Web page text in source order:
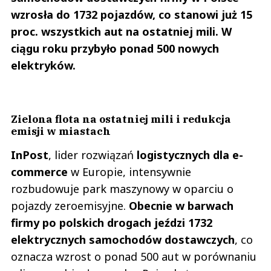
23.10.2018 / 02:09
This comment was minimized by the moderator on the site
O jakich podwyżkach mówią? Mąż pracuje od czasu kiedy jeszcze było Berti
a później Stokrotka. czyli ok. 12 lat. NIGDY NIE BYŁ NA ZWOLNIENIU
LEKARSKIM. i co... zapiepierza jak wół. Ludzi brak 2 osoby na zmianie.
zamyka. Mąż na rękę dostaje 1960zl.Kuzea majątek. Ludzie nie chcą
pracować w Stokrotce za jalmuzne. Lidl potrafi szanować pracowników. A
ty masakra. Mąż jest przed emerytur ą więc nie ma wyjścia. Ale szlak mnie
paci
Meg
1
0
wzrosła do 1732 pojazdów, co stanowi już 15
proc. wszystkich aut na ostatniej mili. W
ciągu roku przybyło ponad 500 nowych
elektryków.
Zielona flota na ostatniej mili i redukcja
emisji w miastach
InPost, lider rozwiązań logistycznych dla e-
commerce w Europie, intensywnie
rozbudowuje park maszynowy w oparciu o
pojazdy zeroemisyjne. Obecnie w barwach
firmy po polskich drogach jeździ 1732
elektrycznych samochodów dostawczych, co
oznacza wzrost o ponad 500 aut w porównaniu